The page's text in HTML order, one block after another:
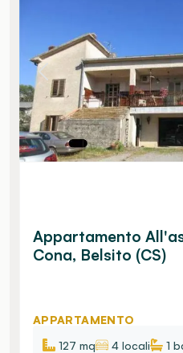
Appartamento
Cona, Belsito (CS)
APPARTAMENTO
127 mq
4 locali 1